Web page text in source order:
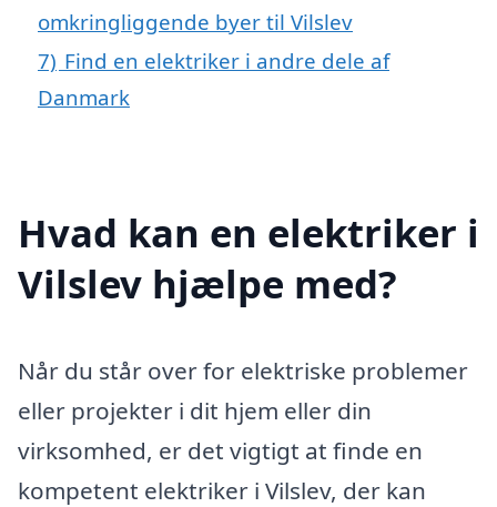
omkringliggende byer til Vilslev
7) Find en elektriker i andre dele af
Danmark
Hvad kan en elektriker i
Vilslev hjælpe med?
Når du står over for elektriske problemer
eller projekter i dit hjem eller din
virksomhed, er det vigtigt at finde en
kompetent elektriker i Vilslev, der kan